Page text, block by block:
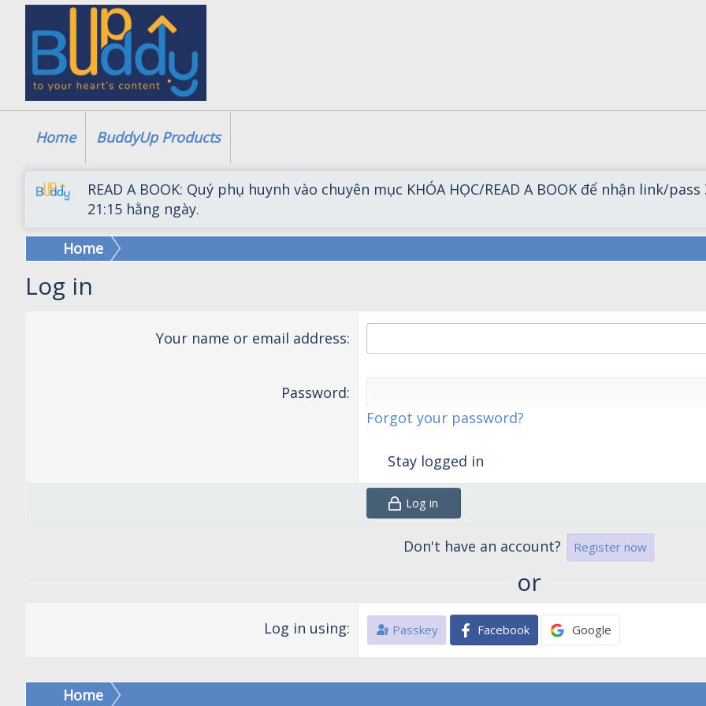
Home BuddyUp Products
READ A BOOK: Quý phụ huynh vào chuyên mục KHÓA HỌC/READ A BOOK để nhận link/
21:15 hằng ngày.
Home
Log in
Your name or email address
Password
Forgot your password?
Stay logged in
Log in
Don't have an account? Register now
or
Log in using Passkey Facebook Google
Home